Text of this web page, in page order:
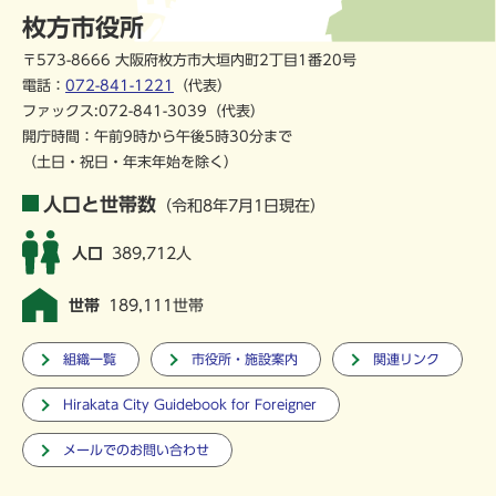
枚方市役所
〒573-8666 大阪府枚方市大垣内町2丁目1番20号
電話： 072-841-1221
（代表）
ファックス:072-841-3039（代表）
開庁時間：午前9時から午後5時30分まで
（土日・祝日・年末年始を除く）
人口と世帯数 （令和8年7月1日現在）
人口 389,712人
世帯 189,111世帯
組織一覧 市役所・施設案内 関連リンク
Hirakata City Guidebook for Foreigner
メールでのお問い合わせ